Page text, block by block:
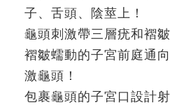
子、舌頭、陰莖上！
龜頭刺激帶三層疣和褶皺
褶皺蠕動的子宮前庭通
激龜頭！
包裹龜頭的子宮口設計射